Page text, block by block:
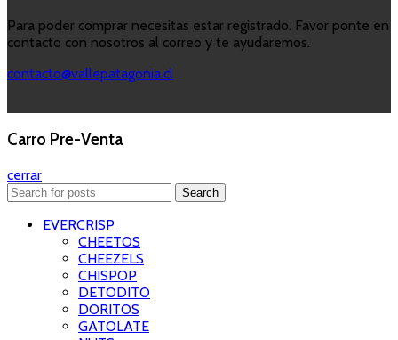
Para poder comprar necesitas estar registrado. Favor ponte en
contacto con nosotros al correo y te ayudaremos.
contacto@vallepatagonia.cl
Carro Pre-Venta
cerrar
Search
EVERCRISP
CHEETOS
CHEEZELS
CHISPOP
DETODITO
DORITOS
GATOLATE